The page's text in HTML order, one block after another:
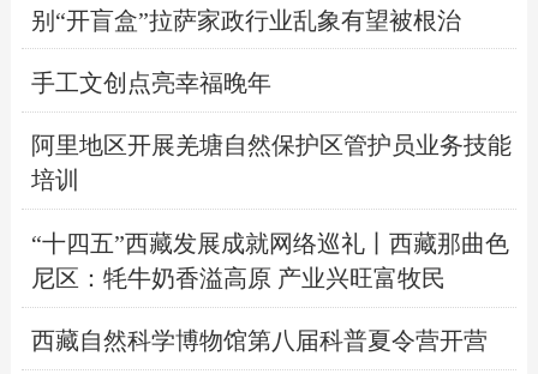
别“开盲盒”拉萨家政行业乱象有望被根治
手工文创点亮幸福晚年
阿里地区开展羌塘自然保护区管护员业务技能
培训
“十四五”西藏发展成就网络巡礼丨西藏那曲色
尼区：牦牛奶香溢高原 产业兴旺富牧民
西藏自然科学博物馆第八届科普夏令营开营